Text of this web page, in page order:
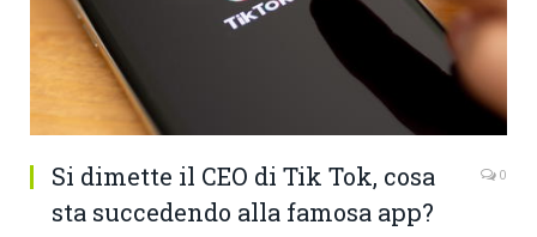
Si dimette il CEO di Tik Tok, cosa
sta succedendo alla famosa app?
0